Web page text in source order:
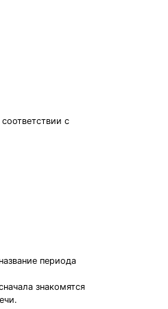
с
периода
знакомятся